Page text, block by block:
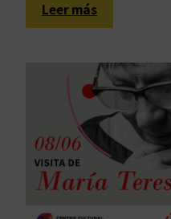
Leer más:
Q
i
n
e
p
r